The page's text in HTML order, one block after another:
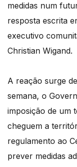
medidas num
resposta escrita
executivo
Christian Wigand.
A reação surge
semana, o
imposição de um
cheguem a
regulamento ao
prever medidas